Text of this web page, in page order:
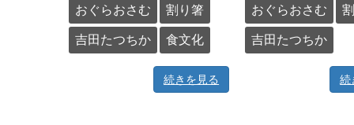
おぐらおさむ 割り箸
吉田たつちか 食文化
続きを見る
おぐらおさむ
吉田たつちか
続